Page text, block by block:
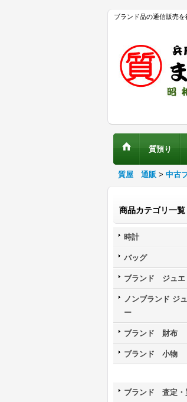
ブランド品の通信販売
質預り
質屋 通販 > 中古
商品カテゴリ一覧
時計
バッグ
ブランド ジュエ
ノンブランド ジ
ー
ブランド 財布
ブランド 小物
ブランド 査定・